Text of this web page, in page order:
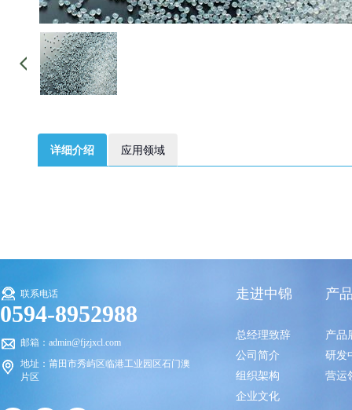
详细介绍 应用领域
联系电话
0594-8952988
邮箱：admin@fjzjxcl.com
地址：莆田市秀屿区临港工业园区石门澳
片区
走进中锦
总经理致辞
公司简介
组织架构
企业文化
产
产品
研发
营运